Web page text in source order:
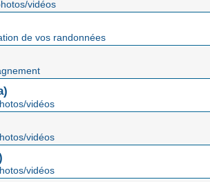
vidéos
de vos randonnées
vidéos
vidéos
vidéos